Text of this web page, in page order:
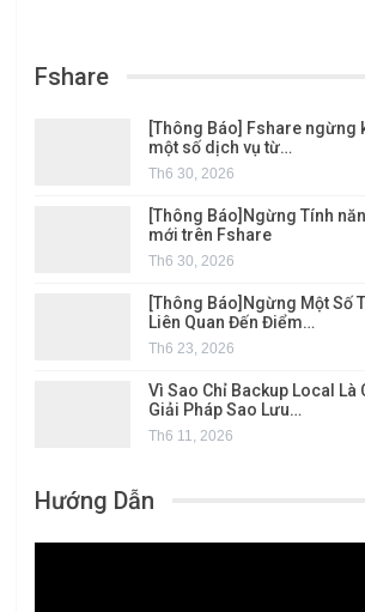
Fshare
[Thông Báo] Fshare ngừng
một số dịch vụ từ…
Th6 30, 2026
[Thông Báo]Ngừng Tính
mới trên Fshare
Th6 30, 2026
[Thông Báo]Ngừng Một Số
Liên Quan Đến Điểm…
Th6 23, 2026
Vì Sao Chỉ Backup Local Là
Giải Pháp Sao Lưu…
Th6 11, 2026
Hướng Dẫn